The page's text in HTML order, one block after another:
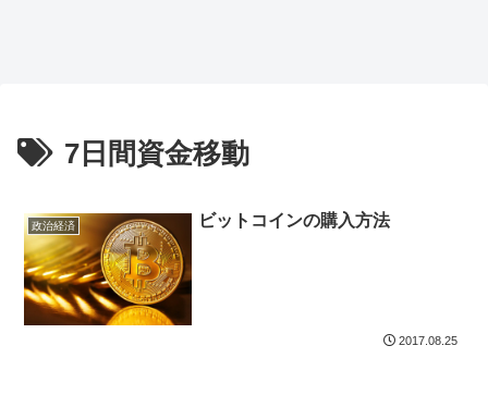
7日間資金移動
政治経済 ビットコインの購入方法
2017.08.25